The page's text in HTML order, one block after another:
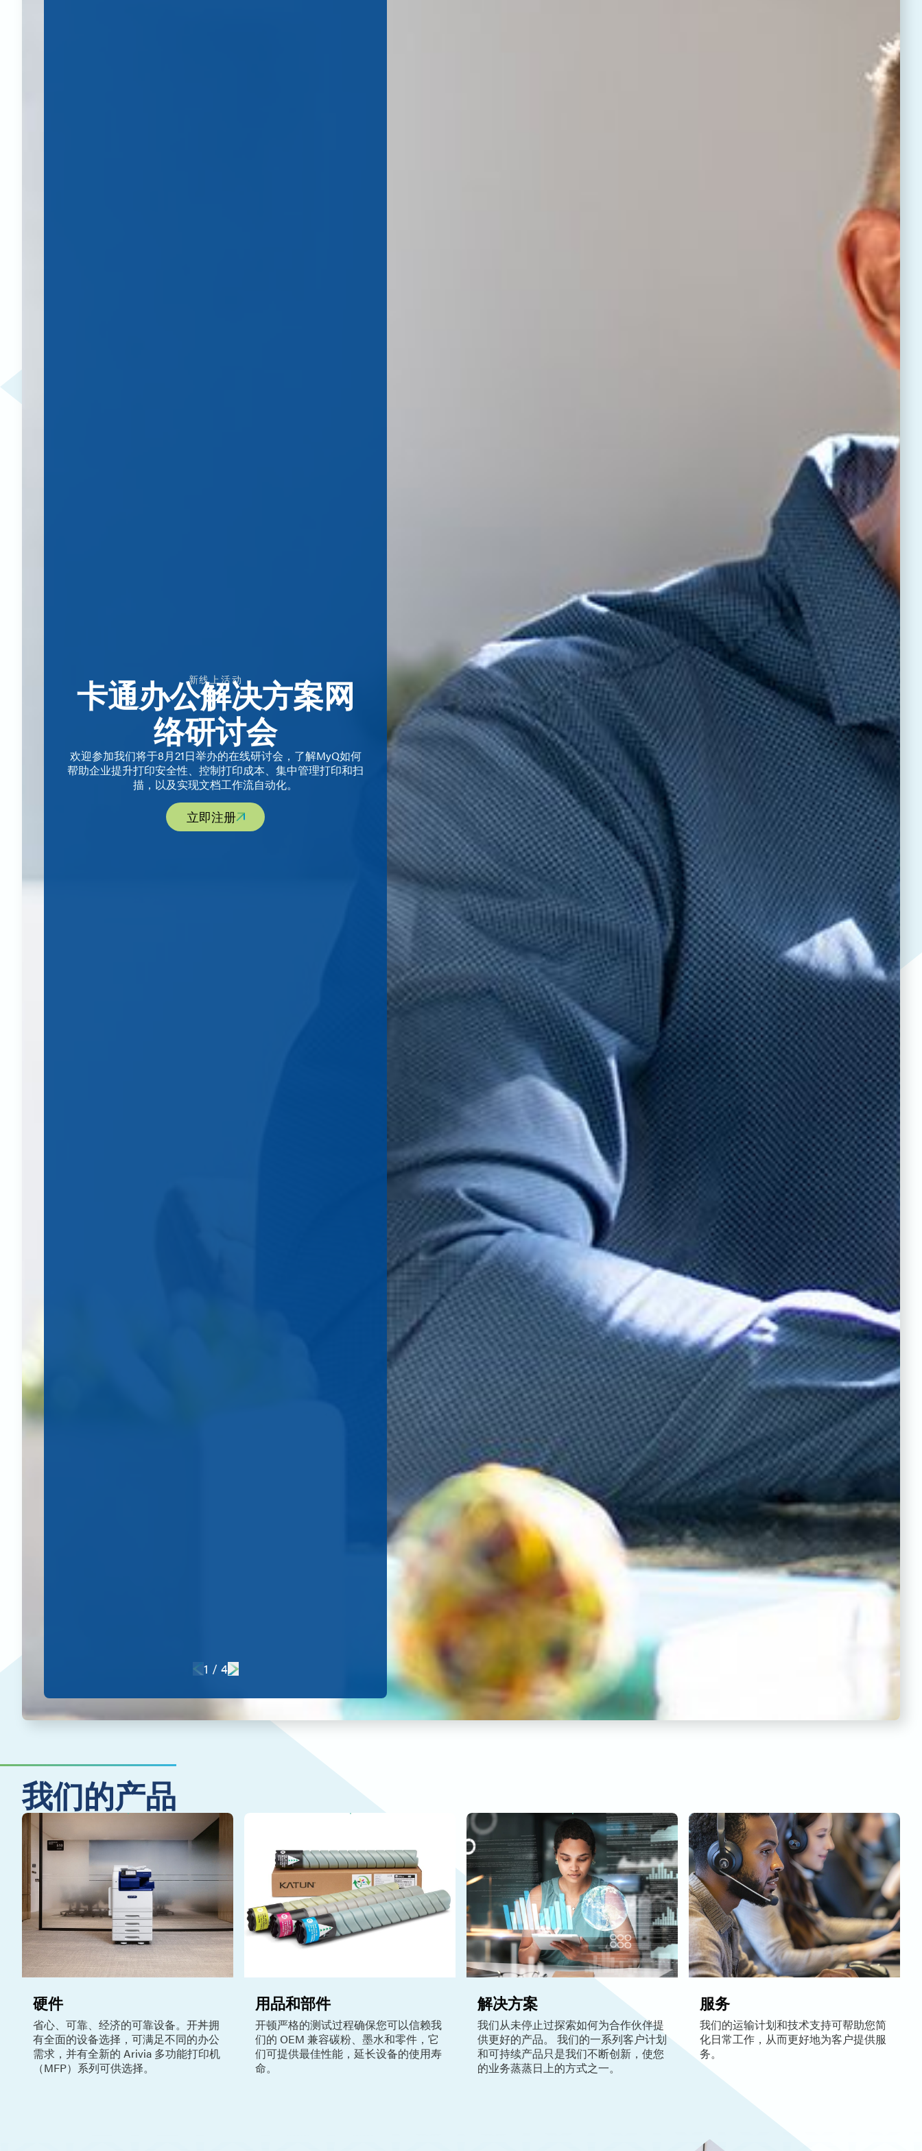
新线上活动
卡通办公解决方案网
络研讨会
欢迎参加我们将于8月21日举办的在线研讨会，了解MyQ如何
帮助企业提升打印安全性、控制打印成本、集中管理打印和扫
描，以及实现文档工作流自动化。
立即注册
“蓝天使”认证
卡图恩（Katun）的Arivia多功能一体机系列已获得“蓝天使”
（Blue Angel）认证，这是全球最受推崇的环保产品生态标签
之一。
阅读新闻稿
更高的工作效率。更
低的复杂度。
Arivia 多功能打印机以简便易用为设计理念，帮助经销商提供
卓越的客户支持，同时确保企业高效运转。 了解 Arivia 如何
通过易于销售、安装和维护的解决方案，帮助经销商创造卓越
价值。
了解更多
新白皮书
《发掘隐藏利润》白
皮书
阅读我们的最新白皮书，了解经销商应重新审视的 10 个战略
领域，从而提升利润率、维护客户关系并发掘潜在利润。
下载我们的白皮书
1 / 4
我们的产品
硬件
省心、可靠、经济的可靠设备。开丼拥
有全面的设备选择，可满足不同的办公
需求，并有全新的 Arivia 多功能打印机
（MFP）系列可供选择。
用品和部件
开顿严格的测试过程确保您可以信赖我
们的 OEM 兼容碳粉、墨水和零件，它
们可提供最佳性能，延长设备的使用寿
命。
解决方案
我们从未停止过探索如何为合作伙伴提
供更好的产品。 我们的一系列客户计划
和可持续产品只是我们不断创新，使您
的业务蒸蒸日上的方式之一。
服务
我们的运输计划和技术支持可帮助您简
化日常工作，从而更好地为客户提供服
务。